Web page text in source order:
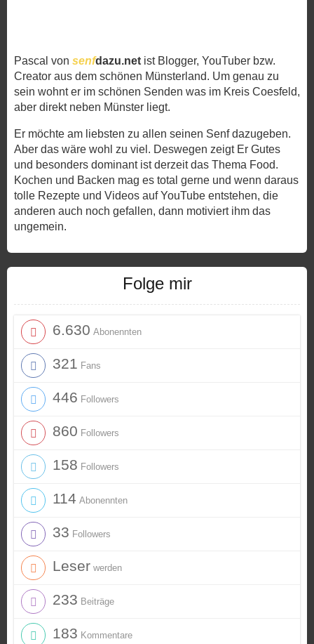
Pascal von senfdazu.net ist Blogger, YouTuber bzw.
Creator aus dem schönen Münsterland. Um genau zu
sein wohnt er im schönen Senden was im Kreis Coesfeld,
aber direkt neben Münster liegt.
Er möchte am liebsten zu allen seinen Senf dazugeben.
Aber das wäre wohl zu viel. Deswegen zeigt Er Gutes
und besonders dominant ist derzeit das Thema Food.
Kochen und Backen mag es total gerne und wenn daraus
tolle Rezepte und Videos auf YouTube entstehen, die
anderen auch noch gefallen, dann motiviert ihm das
ungemein.
Folge mir
6.630 Abonennten
321 Fans
446 Followers
860 Followers
158 Followers
114 Abonennten
33 Followers
Leser werden
233 Beiträge
183 Kommentare